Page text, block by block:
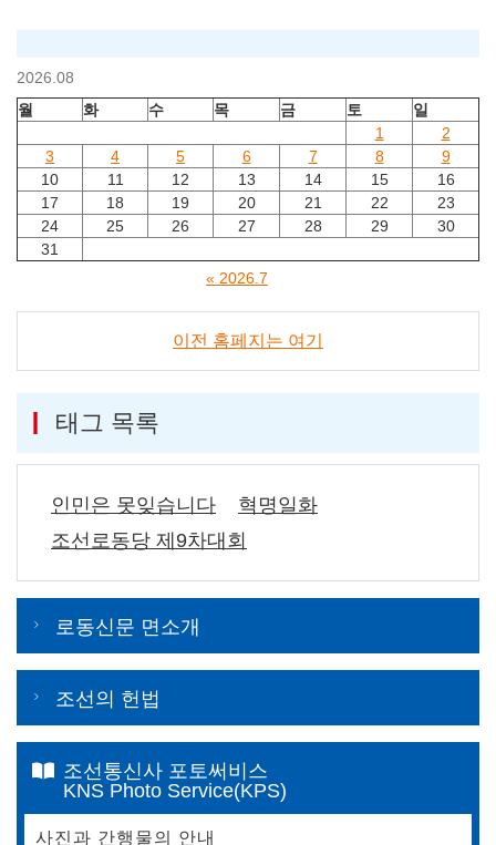
2026.08
월
화 수 목 금 토
일
1
2
3
4 5 6 7 8
9
10
11 12 13 14 15
16
17
18 19 20 21 22
23
24
25 26 27 28 29
30
31
« 2026.7
이전 홈페지는 여기
태그 목록
인민은 못잊습니다
혁명일화
조선로동당 제9차대회
로동신문 면소개
조선의 헌법
조선통신사 포토써비스
KNS Photo Service(KPS)
사진과 간행물의 안내